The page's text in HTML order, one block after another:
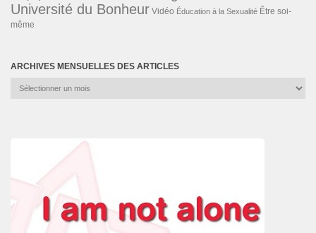
Université du Bonheur Vidéo Éducation à la Sexualité Être soi-
même
ARCHIVES MENSUELLES DES ARTICLES
Archives